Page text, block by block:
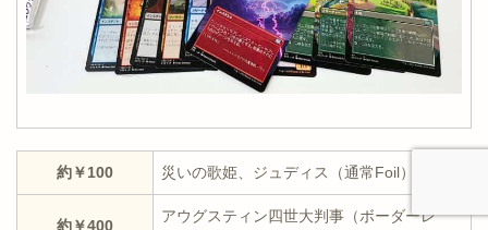
約￥100 災いの歌姫、ジュディス（通常Foil）
約￥400
アウグスティン四世大判事（ボーダーレ